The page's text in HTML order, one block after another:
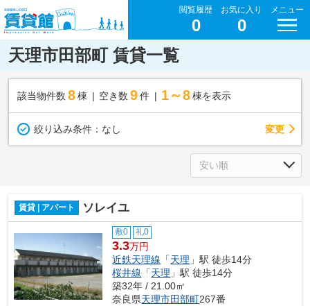
閲覧履歴
0
お気に入り
0
メニュー
天理市田部町 賃貸一覧
該当物件数 8棟 空き数 9 件 1～8 棟を表示
絞り込み条件： なし 変更
賃貸 | アパート ソレイユ
敷0 礼0
3.3万円
近鉄天理線 「天理 」駅 徒歩14分
桜井線 「天理 」駅 徒歩14分
築32年 / 21.00㎡
奈良県天理市田部町267番